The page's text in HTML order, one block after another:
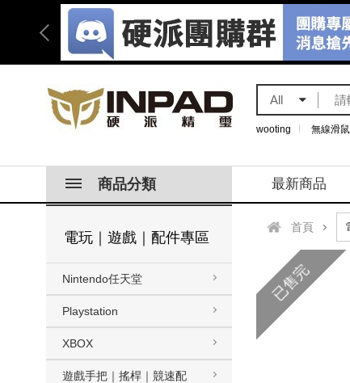
All
wooting 無線滑鼠
商品分類 最新商品
電玩｜遊戲｜配件專區
Nintendo任天堂
Playstation
XBOX
遊戲手把｜搖桿｜競速配
首頁
已售完